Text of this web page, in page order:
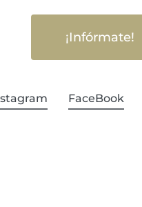
¡Infórmate!
FaceBook